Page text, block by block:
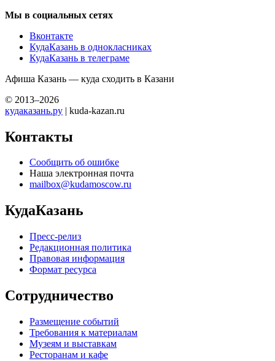
Мы в социальных сетях
Вконтакте
КудаКазань в однокласниках
КудаКазань в телеграме
Афиша Казань — куда сходить в Казани
© 2013–2026
кудаказань.ру | kuda-kazan.ru
Контакты
Сообщить об ошибке
Наша электронная почта
mailbox@kudamoscow.ru
КудаКазань
Пресс-релиз
Редакционная политика
Правовая информация
Формат ресурса
Сотрудничество
Размещение событий
Требования к материалам
Музеям и выставкам
Ресторанам и кафе